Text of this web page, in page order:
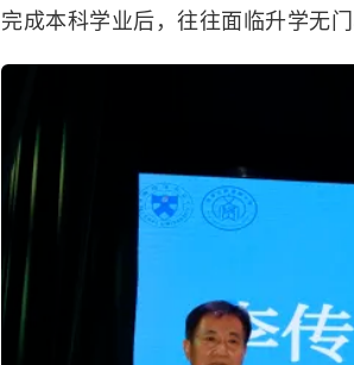
完成本科学业后，往往面临升学无门